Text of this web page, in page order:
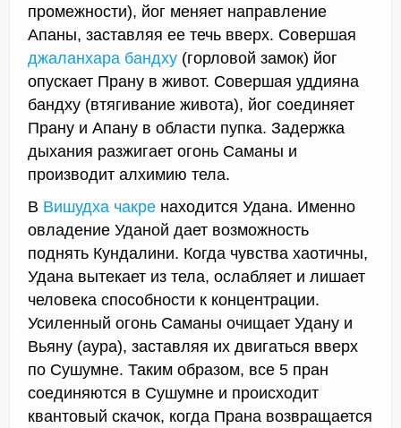
промежности), йог меняет направление
Апаны, заставляя ее течь вверх. Совершая
джаланхара бандху (горловой замок) йог
опускает Прану в живот. Совершая уддияна
бандху (втягивание живота), йог соединяет
Прану и Апану в области пупка. Задержка
дыхания разжигает огонь Саманы и
производит алхимию тела.
В Вишудха чакре находится Удана. Именно
овладение Уданой дает возможность
поднять Кундалини. Когда чувства хаотичны,
Удана вытекает из тела, ослабляет и лишает
человека способности к концентрации.
Усиленный огонь Саманы очищает Удану и
Вьяну (аура), заставляя их двигаться вверх
по Сушумне. Таким образом, все 5 пран
соединяются в Сушумне и происходит
квантовый скачок, когда Прана возвращается